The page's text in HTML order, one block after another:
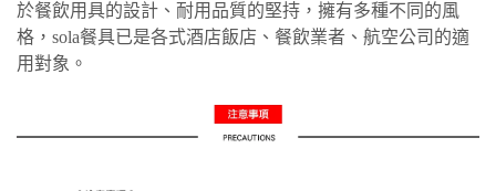
於餐飲用具的設計、耐用品質的堅持，擁有多種不同的風
格，sola餐具已是各式酒店飯店、餐飲業者、航空公司的適
用對象。